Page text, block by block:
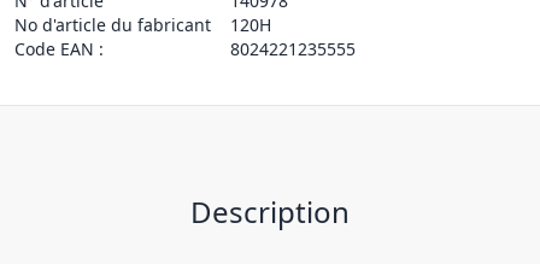
No d'article du fabricant
120H
Code EAN :
8024221235555
Description